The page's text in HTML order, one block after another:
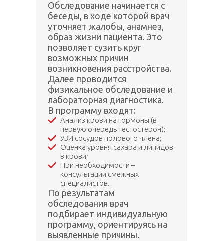
Обследование начинается с
беседы, в ходе которой врач
уточняет жалобы, анамнез,
образ жизни пациента. Это
позволяет сузить круг
возможных причин
возникновения расстройства.
Далее проводится
физикальное обследование и
лабораторная диагностика.
В программу входят:
Анализ крови на гормоны (в
первую очередь тестостерон);
УЗИ сосудов полового члена;
Оценка уровня сахара и липидов
в крови;
При необходимости –
консультации смежных
специалистов.
По результатам
обследования врач
подбирает индивидуальную
программу, ориентируясь на
выявленные причины.